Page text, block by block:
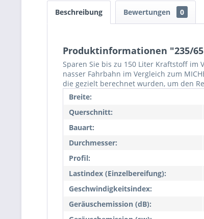
Beschreibung Bewertungen 0
Produktinformationen "235/
Sparen Sie bis zu 150 Liter Kraftstoff im
nasser Fahrbahn im Vergleich zum
die gezielt berechnet wurden, um den
Breite:
Querschnitt:
Bauart:
Durchmesser:
Profil:
Lastindex (Einzelbereifung):
Geschwindigkeitsindex:
Geräuschemission (dB):